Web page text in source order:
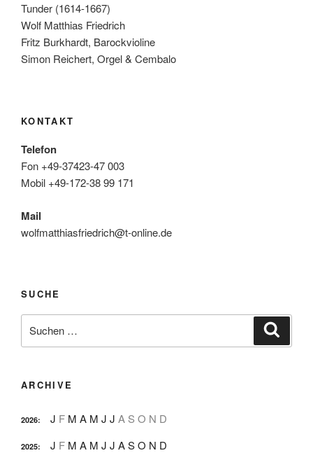
Tunder (1614-1667)
Wolf Matthias Friedrich
Fritz Burkhardt, Barockvioline
Simon Reichert, Orgel & Cembalo
KONTAKT
Telefon
Fon +49-37423-47 003
Mobil +49-172-38 99 171
Mail
wolfmatthiasfriedrich@t-online.de
SUCHE
nach:
ARCHIVE
2026: J F M A M J J A S O N D
2025: J F M A M J J ASO N D